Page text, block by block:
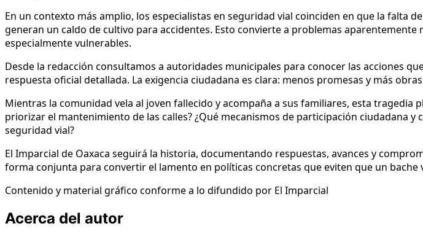
En un contexto más amplio, los especialistas en seguridad vial coinciden en que la falta
generan un caldo de cultivo para accidentes. Esto convierte a problemas
especialmente vulnerables.
Desde la redacción consultamos a autoridades municipales para conocer las acciones
respuesta oficial detallada. La exigencia ciudadana es clara: menos promesas y más
Mientras la comunidad vela al joven fallecido y acompaña a sus familiares, esta
priorizar el mantenimiento de las calles? ¿Qué mecanismos de participación ciudadana
seguridad vial?
El Imparcial de Oaxaca seguirá la historia, documentando respuestas, avances y
forma conjunta para convertir el lamento en políticas concretas que eviten que un bache
Contenido y material gráfico conforme a lo difundido por El Imparcial
Acerca del autor